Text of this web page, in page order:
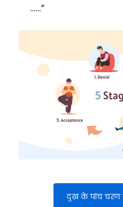
……”
दुख के पांच चरण